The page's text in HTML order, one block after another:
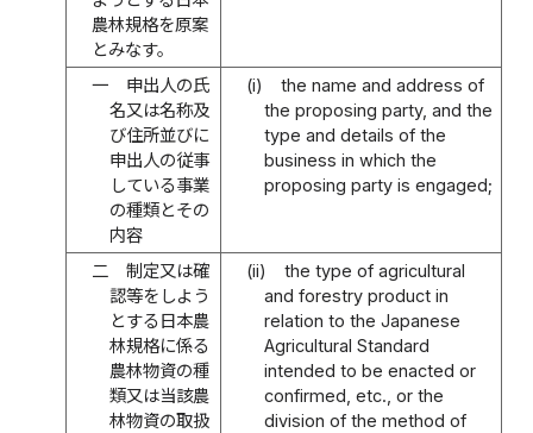
農林規格を原案
とみなす。
一
申出人の氏
名又は名称及
び住所並びに
申出人の従事
している事業
の種類とその
内容
(i)
the name and address of
the proposing party, and the
type and details of the
business in which the
proposing party is engaged;
二
制定又は確
認等をしよう
とする日本農
林規格に係る
農林物資の種
類又は当該農
林物資の取扱
(ii)
the type of agricultural
and forestry product in
relation to the Japanese
Agricultural Standard
intended to be enacted or
confirmed, etc., or the
division of the method of